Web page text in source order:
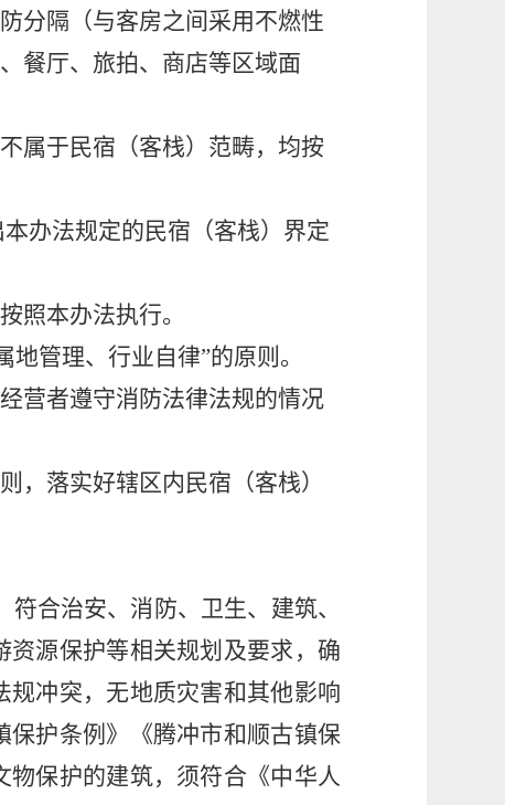
分隔（与客房之间采用不燃性
餐厅、旅拍、商店等区域面
属于民宿（客栈）范畴，均按
办法规定的民宿（客栈）界定
照本办法执行。
管理、行业自律”的原则。
营者遵守消防法律法规的情况
，落实好辖区内民宿（客栈）
合治安、消防、卫生、建筑、
源保护等相关规划及要求，确
冲突，无地质灾害和其他影响
护条例》《腾冲市和顺古镇保
保护的建筑，须符合《中华人